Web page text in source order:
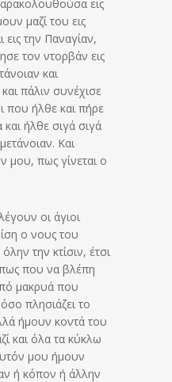
εις
μαζί του εις
την Παναγίαν,
τον ντορβάν εις
και
πάλιν συνέχισε
που ήλθε και πήρε
και ήλθε σιγά σιγά
Και
μου, πως γίνεται ο
οι άγιοι
ο νους του
την κτίσιν, έτσι
που να βλέπη
μακρυά που
όσο πλησιάζει το
ήμουν κοντά του
και όλα τα κύκλω
μου ήμουν
ή κόπον ή άλλην